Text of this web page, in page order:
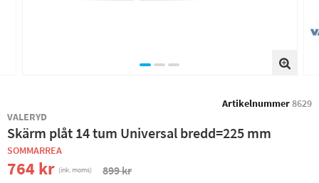
Artikelnummer8629
VALERYD
Skärm plåt 14 tum Universal bredd=225 mm
SOMMARREA
764 kr (ink. moms) 899 kr